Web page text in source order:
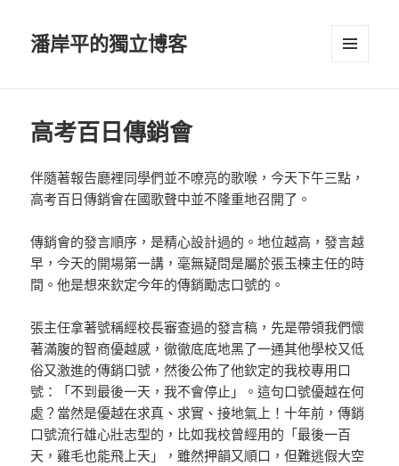
潘岸平的獨立博客
高考百日傳銷會
伴隨著報告廳裡同學們並不嘹亮的歌喉，今天下午三點，
高考百日傳銷會在國歌聲中並不隆重地召開了。
傳銷會的發言順序，是精心設計過的。地位越高，發言越
早，今天的開場第一講，毫無疑問是屬於張玉棟主任的時
間。他是想來欽定今年的傳銷勵志口號的。
張主任拿著號稱經校長審查過的發言稿，先是帶領我們懷
著滿腹的智商優越感，徹徹底底地黑了一通其他學校又低
俗又激進的傳銷口號，然後公佈了他欽定的我校專用口
號：「不到最後一天，我不會停止」。這句口號優越在何
處？當然是優越在求真、求實、接地氣上！十年前，傳銷
口號流行雄心壯志型的，比如我校曾經用的「最後一百
天，雞毛也能飛上天」，雖然押韻又順口，但難逃假大空